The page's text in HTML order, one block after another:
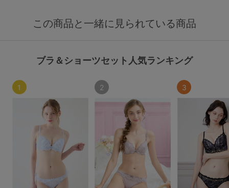
この商品と一緒に見られている商品
ブラ＆ショーツセット人気ランキング
1 2 3